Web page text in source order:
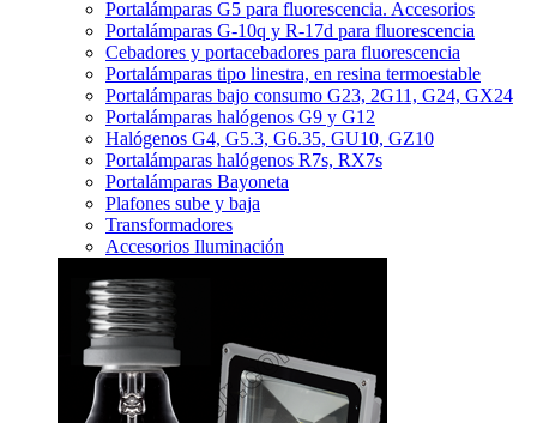
Portalámparas G5 para fluorescencia. Accesorios
Portalámparas G-10q y R-17d para fluorescencia
Cebadores y portacebadores para fluorescencia
Portalámparas tipo linestra, en resina termoestable
Portalámparas bajo consumo G23, 2G11, G24, GX24
Portalámparas halógenos G9 y G12
Halógenos G4, G5.3, G6.35, GU10, GZ10
Portalámparas halógenos R7s, RX7s
Portalámparas Bayoneta
Plafones sube y baja
Transformadores
Accesorios Iluminación